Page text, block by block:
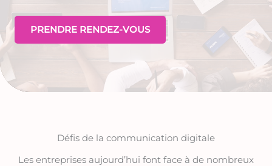
PRENDRE RENDEZ-VOUS
Défis de la communication digitale
Les entreprises aujourd’hui font face à de nombreux